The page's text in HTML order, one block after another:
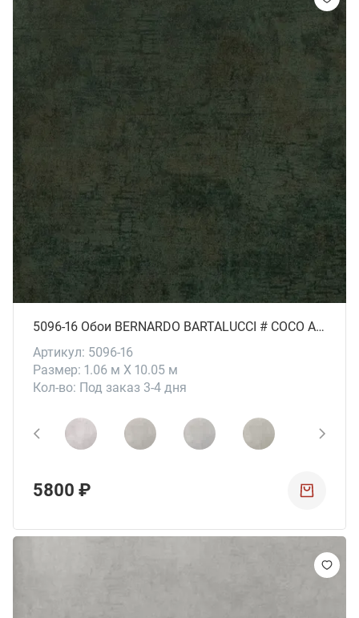
5096-16 Обои BERNARDO BARTALUCCI # СОСО ART
Артикул: 5096-16
Размер: 1.06 м X 10.05 м
Кол-во: Под заказ 3-4 дня
5800 ₽